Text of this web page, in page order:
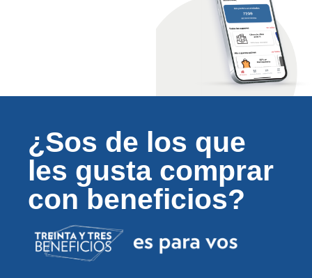
¿Sos de los que
les gusta comprar
con beneficios?